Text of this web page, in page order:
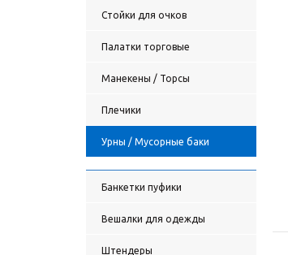
Стойки для очков
Палатки торговые
Манекены / Торсы
Плечики
Урны / Мусорные баки
Банкетки пуфики
Вешалки для одежды
Штендеры